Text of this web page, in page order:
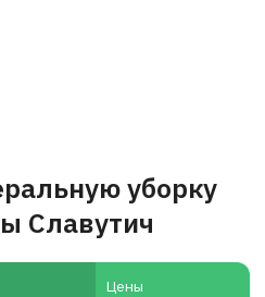
уборку
Славутич
Цены